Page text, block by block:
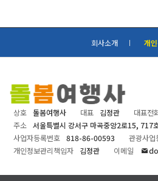
회사소개 개
상호 돌봄여행사 대표 김정관 대표전
주소 서울특별시 강서구 마곡중앙2로15, 717
사업자등록번호 818-86-00593 관광사업
개인정보관리책임자
김정관 이메일